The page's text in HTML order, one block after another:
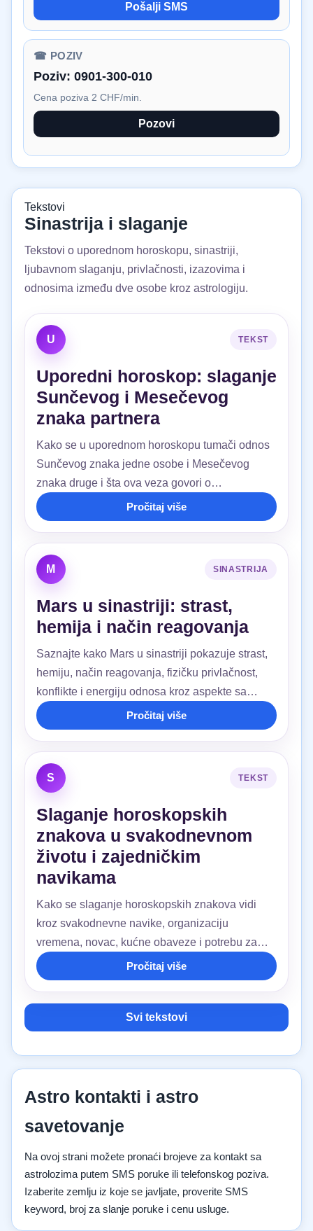
Pošalji SMS
☎ POZIV
Poziv: 0901-300-010
Cena poziva 2 CHF/min.
Pozovi
Tekstovi
Sinastrija i slaganje
Tekstovi o uporednom horoskopu, sinastriji,
ljubavnom slaganju, privlačnosti, izazovima i
odnosima između dve osobe kroz astrologiju.
U TEKST
Uporedni horoskop: slaganje
Sunčevog i Mesečevog
znaka partnera
Kako se u uporednom horoskopu tumači odnos
Sunčevog znaka jedne osobe i Mesečevog
znaka druge i šta ova veza govori o
razumevanju, sigurnosti i bliskosti.
Pročitaj više
M SINASTRIJA
Mars u sinastriji: strast,
hemija i način reagovanja
Saznajte kako Mars u sinastriji pokazuje strast,
hemiju, način reagovanja, fizičku privlačnost,
konflikte i energiju odnosa kroz aspekte sa
Venerom, Mesecom i Saturnom.
Pročitaj više
S TEKST
Slaganje horoskopskih
znakova u svakodnevnom
životu i zajedničkim
navikama
Kako se slaganje horoskopskih znakova vidi
kroz svakodnevne navike, organizaciju
vremena, novac, kućne obaveze i potrebu za
društvom ili mirom.Pročitaj više
Svi tekstovi
Astro kontakti i astro
savetovanje
Na ovoj strani možete pronaći brojeve za kontakt sa
astrolozima putem SMS poruke ili telefonskog poziva.
Izaberite zemlju iz koje se javljate, proverite SMS
keyword, broj za slanje poruke i cenu usluge.